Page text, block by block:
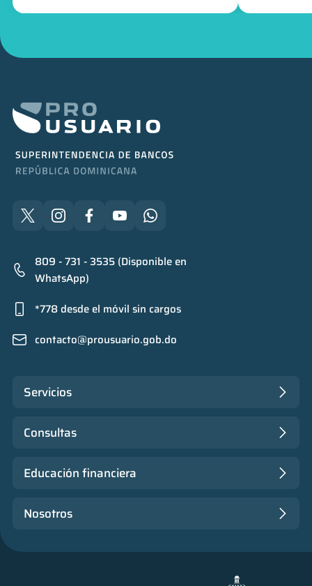
809 - 731 - 3535 (Disponible en
WhatsApp)
*778 desde el móvil sin cargos
contacto@prousuario.gob.do
Servicios
Consultas
Educación financiera
Nosotros